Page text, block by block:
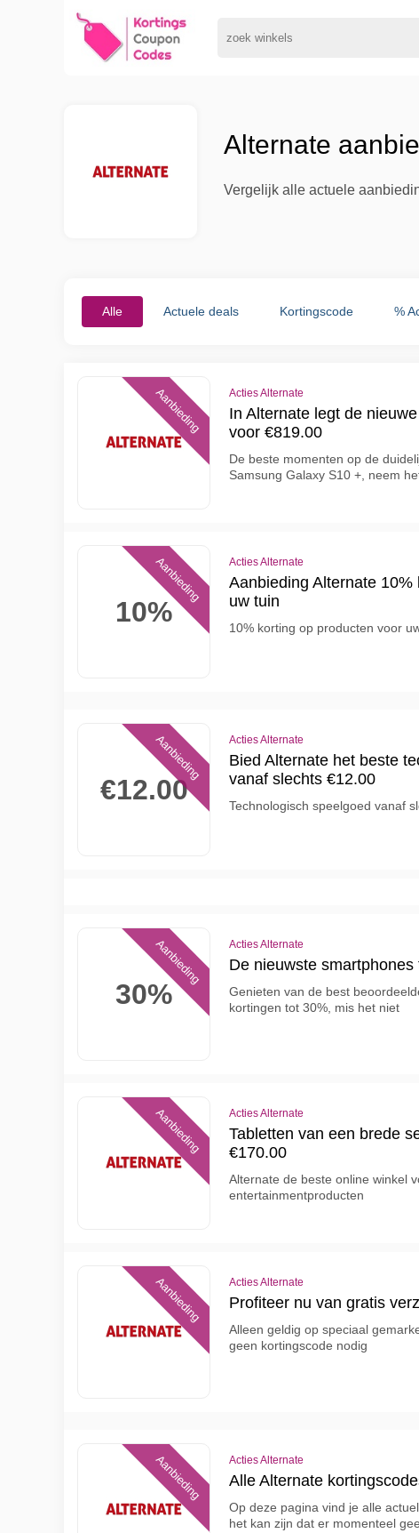
Alternate
Vergelijk alle actuele
Alle Actuele deals Kortingscode %
Aanbieding Acties Alternate
In Alternate legt de
voor €819.00
De beste momenten op de
Samsung Galaxy S10 +, neem
10%
Aanbieding Acties Alternate
Aanbieding Alternate
uw tuin
10% korting op producten voor
€12.00
Aanbieding Acties Alternate
Bied Alternate het beste
vanaf slechts €12.00
Technologisch speelgoed vanaf
30%
Aanbieding Acties Alternate
De nieuwste
Genieten van de best
kortingen tot 30%, mis het niet
Aanbieding Acties Alternate
Tabletten van een brede
€170.00
Alternate de beste online winkel
entertainmentproducten
Aanbieding Acties Alternate
Profiteer nu van gratis
Alleen geldig op speciaal
geen kortingscode nodig
Aanbieding Acties Alternate
Alle Alternate
Op deze pagina vind je alle
het kan zijn dat er momenteel